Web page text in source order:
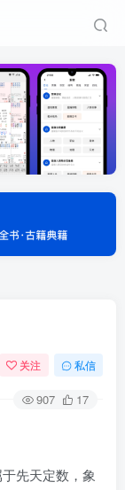
关注 私信
907 17
先天定数，象